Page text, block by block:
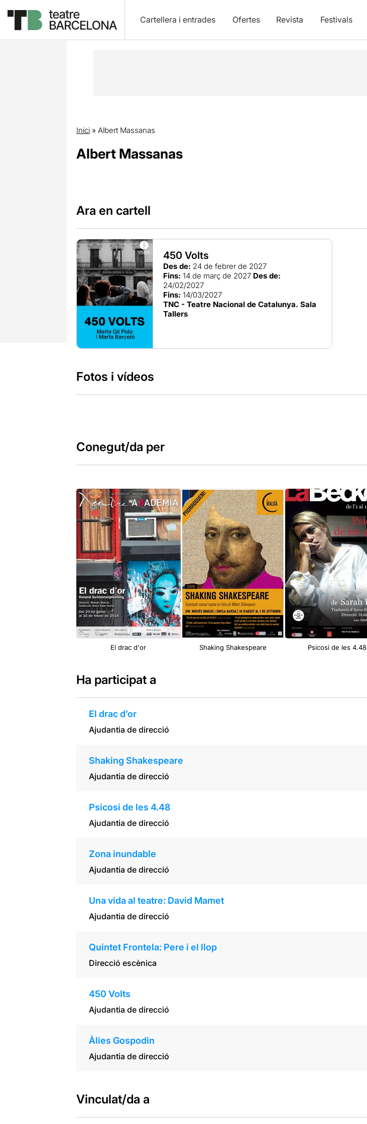
Cartellera i entrades Ofertes Revista Festivals
Inici» Albert Massanas
Albert Massanas
Ara en cartell
450 Volts
Des de: 24 de febrer de 2027
Fins: 14 de març de 2027 Des de:
24/02/2027
Fins: 14/03/2027
TNC - Teatre Nacional de Catalunya. Sala
Tallers
Fotos i vídeos
Conegut/da per
El drac d'or Shaking Shakespeare Psicosi de les 4.48
Ha participat a
El drac d’or
Ajudantia de direcció
Shaking Shakespeare
Ajudantia de direcció
Psicosi de les 4.48
Ajudantia de direcció
Zona inundable
Ajudantia de direcció
Una vida al teatre: David Mamet
Ajudantia de direcció
Quintet Frontela: Pere i el llop
Direcció escènica
450 Volts
Ajudantia de direcció
Àlies Gospodin
Ajudantia de direcció
Vinculat/da a